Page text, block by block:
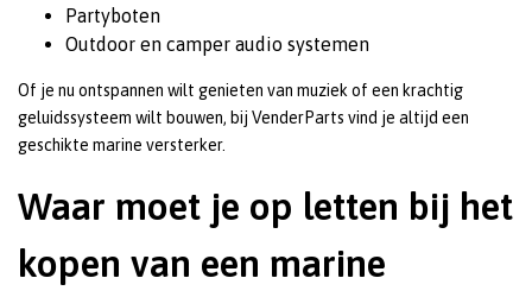
Partyboten
Outdoor en camper audio systemen
Of je nu ontspannen wilt genieten van muziek of een krachtig
geluidssysteem wilt bouwen, bij VenderParts vind je altijd een
geschikte marine versterker.
Waar moet je op letten bij het
kopen van een marine